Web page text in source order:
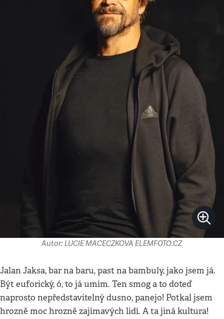
Autor: LUCIE MACECZKOVA ELEMFOTO.CZ
Jalan Jaksa, bar na baru, past na bambuly, jako jsem já.
Být euforický, ó, to já umím. Ten smog a to doteď
naprosto nepředstavitelný dusno, panejo! Potkal jsem
hrozně moc hrozně zajímavých lidí. A ta jiná kultura!